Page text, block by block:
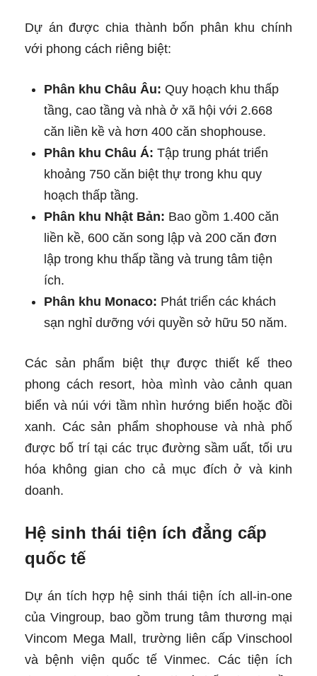
Dự án được chia thành bốn phân khu chính
với phong cách riêng biệt:
Phân khu Châu Âu: Quy hoạch khu thấp
tầng, cao tầng và nhà ở xã hội với 2.668
căn liền kề và hơn 400 căn shophouse.
Phân khu Châu Á: Tập trung phát triển
khoảng 750 căn biệt thự trong khu quy
hoạch thấp tầng.
Phân khu Nhật Bản: Bao gồm 1.400 căn
liền kề, 600 căn song lập và 200 căn đơn
lập trong khu thấp tầng và trung tâm tiện
ích.
Phân khu Monaco: Phát triển các khách
sạn nghỉ dưỡng với quyền sở hữu 50 năm.
Các sản phẩm biệt thự được thiết kế theo
phong cách resort, hòa mình vào cảnh quan
biển và núi với tầm nhìn hướng biển hoặc đồi
xanh. Các sản phẩm shophouse và nhà phố
được bố trí tại các trục đường sầm uất, tối ưu
hóa không gian cho cả mục đích ở và kinh
doanh.
Hệ sinh thái tiện ích đẳng cấp
quốc tế
Dự án tích hợp hệ sinh thái tiện ích all-in-one
của Vingroup, bao gồm trung tâm thương mại
Vincom Mega Mall, trường liên cấp Vinschool
và bệnh viện quốc tế Vinmec. Các tiện ích